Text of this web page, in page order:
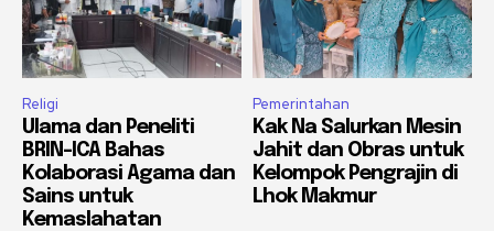
Religi
Ulama dan Peneliti
BRIN-ICA Bahas
Kolaborasi Agama dan
Sains untuk
Kemaslahatan
Pemerintahan
Kak Na Salurkan Mesin
Jahit dan Obras untuk
Kelompok Pengrajin di
Lhok Makmur